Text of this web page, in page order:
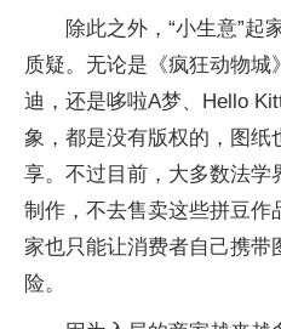
除此之外，“小生意”起
质疑。无论是《疯狂动物城
迪，还是哆啦A梦、Hello
象，都是没有版权的，图纸
享。不过目前，大多数法学
制作，不去售卖这些拼豆作
家也只能让消费者自己携带
险。